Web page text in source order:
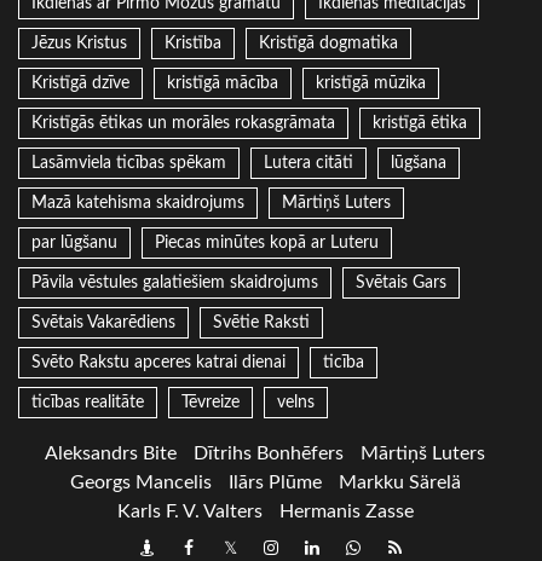
Ikdienas ar Pirmo Mozus grāmatu Ikdienas meditācijas
Jēzus Kristus Kristība Kristīgā dogmatika
Kristīgā dzīve kristīgā mācība kristīgā mūzika
Kristīgās ētikas un morāles rokasgrāmata kristīgā ētika
Lasāmviela ticības spēkam Lutera citāti lūgšana
Mazā katehisma skaidrojums Mārtiņš Luters
par lūgšanu Piecas minūtes kopā ar Luteru
Pāvila vēstules galatiešiem skaidrojums Svētais Gars
Svētais Vakarēdiens Svētie Raksti
Svēto Rakstu apceres katrai dienai ticība
ticības realitāte Tēvreize velns
Aleksandrs Bite Dītrihs Bonhēfers
Mārtiņš Luters
Georgs Mancelis
Ilārs Plūme
Markku Särelä
Karls F. V. Valters
Hermanis Zasse
DraugiemFacebook
TwitterInstagram
LinkedInwhatsapp
RSS